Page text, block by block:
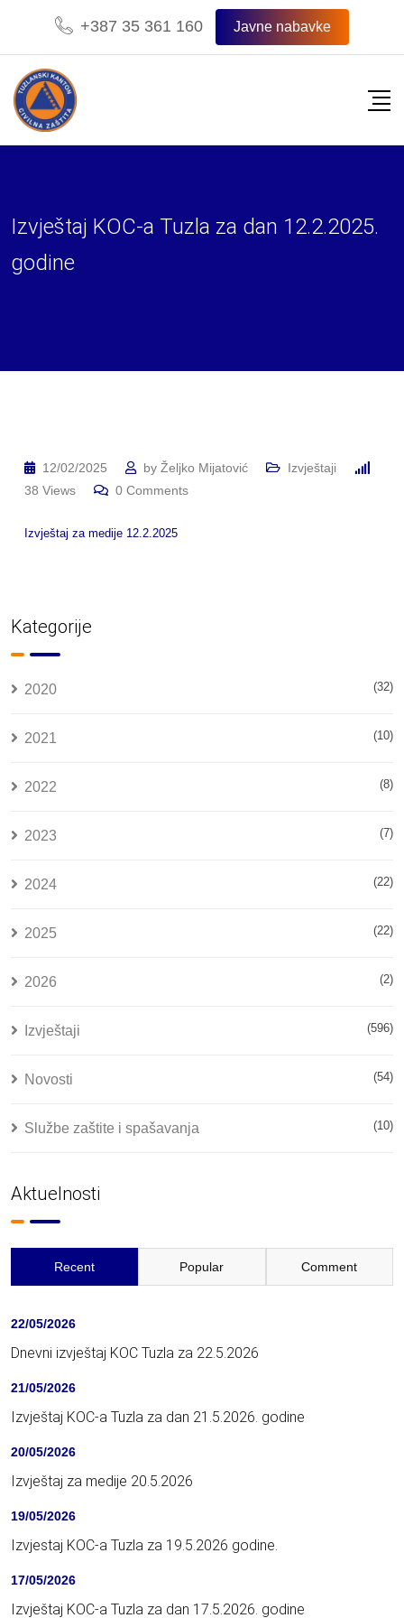
content
+387 35 361 160 Javne nabavke
Izvještaj KOC-a Tuzla za dan 12.2.2025.
godine
12/02/2025 by Željko Mijatović
Izvještaji
38 Views 0 Comments
Izvještaj za medije 12.2.2025
Kategorije
2020 (32)
2021 (10)
2022 (8)
2023 (7)
2024 (22)
2025 (22)
2026 (2)
Izvještaji (596)
Novosti (54)
Službe zaštite i spašavanja (10)
Aktuelnosti
Recent Popular Comment
22/05/2026
Dnevni izvještaj KOC Tuzla za 22.5.2026
21/05/2026
Izvještaj KOC-a Tuzla za dan 21.5.2026. godine
20/05/2026
Izvještaj za medije 20.5.2026
19/05/2026
Izvjestaj KOC-a Tuzla za 19.5.2026 godine.
17/05/2026
Izvještaj KOC-a Tuzla za dan 17.5.2026. godine